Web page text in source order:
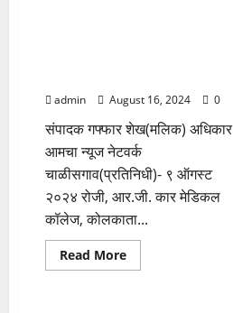
सन्मानित…
admin August 16, 2024 0
संपादक गफ्फार शेख(मलिक) अधिकार
आमचा न्यूज नेटवर्क
चाळीसगाव(प्रतिनिधी)- ९ ऑगस्ट
२०२४ रोजी, आर.जी. कार मेडिकल
कॉलेज, कोलकाता...
Read MoreRead
more
खान्देश विभाग महाराष्ट्र